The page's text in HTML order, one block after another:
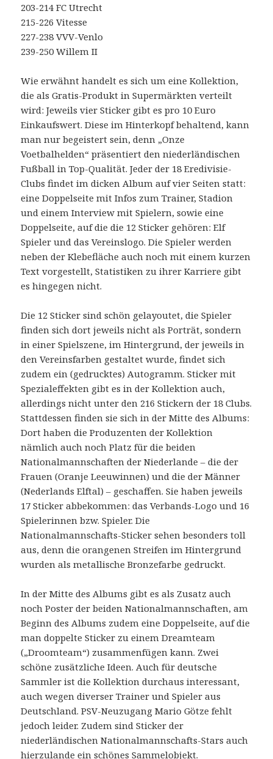
203-214 FC Utrecht
215-226 Vitesse
227-238 VVV-Venlo
239-250 Willem II
Wie erwähnt handelt es sich um eine Kollektion,
die als Gratis-Produkt in Supermärkten verteilt
wird: Jeweils vier Sticker gibt es pro 10 Euro
Einkaufswert. Diese im Hinterkopf behaltend, kann
man nur begeistert sein, denn „Onze
Voetbalhelden“ präsentiert den niederländischen
Fußball in Top-Qualität. Jeder der 18 Eredivisie-
Clubs findet im dicken Album auf vier Seiten statt:
eine Doppelseite mit Infos zum Trainer, Stadion
und einem Interview mit Spielern, sowie eine
Doppelseite, auf die die 12 Sticker gehören: Elf
Spieler und das Vereinslogo. Die Spieler werden
neben der Klebefläche auch noch mit einem kurzen
Text vorgestellt, Statistiken zu ihrer Karriere gibt
es hingegen nicht.
Die 12 Sticker sind schön gelayoutet, die Spieler
finden sich dort jeweils nicht als Porträt, sondern
in einer Spielszene, im Hintergrund, der jeweils in
den Vereinsfarben gestaltet wurde, findet sich
zudem ein (gedrucktes) Autogramm. Sticker mit
Spezialeffekten gibt es in der Kollektion auch,
allerdings nicht unter den 216 Stickern der 18 Clubs.
Stattdessen finden sie sich in der Mitte des Albums:
Dort haben die Produzenten der Kollektion
nämlich auch noch Platz für die beiden
Nationalmannschaften der Niederlande – die der
Frauen (Oranje Leeuwinnen) und die der Männer
(Nederlands Elftal) – geschaffen. Sie haben jeweils
17 Sticker abbekommen: das Verbands-Logo und 16
Spielerinnen bzw. Spieler. Die
Nationalmannschafts-Sticker sehen besonders toll
aus, denn die orangenen Streifen im Hintergrund
wurden als metallische Bronzefarbe gedruckt.
In der Mitte des Albums gibt es als Zusatz auch
noch Poster der beiden Nationalmannschaften, am
Beginn des Albums zudem eine Doppelseite, auf die
man doppelte Sticker zu einem Dreamteam
(„Droomteam“) zusammenfügen kann. Zwei
schöne zusätzliche Ideen. Auch für deutsche
Sammler ist die Kollektion durchaus interessant,
auch wegen diverser Trainer und Spieler aus
Deutschland. PSV-Neuzugang Mario Götze fehlt
jedoch leider. Zudem sind Sticker der
niederländischen Nationalmannschafts-Stars auch
hierzulande ein schönes Sammelobjekt.